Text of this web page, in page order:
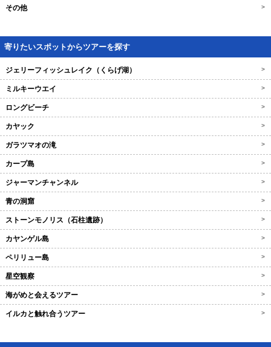
その他 >
寄りたいスポットからツアーを探す
ジェリーフィッシュレイク（くらげ湖） >
ミルキーウエイ >
ロングビーチ >
カヤック >
ガラツマオの滝 >
カープ島 >
ジャーマンチャンネル >
青の洞窟 >
ストーンモノリス（石柱遺跡） >
カヤンゲル島 >
ペリリュー島 >
星空観察 >
海がめと会えるツアー >
イルカと触れ合うツアー >